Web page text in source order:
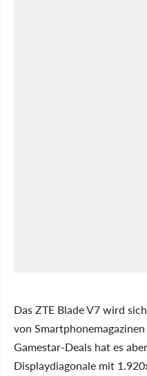
Das ZTE Blade V7 wird
von
Gamestar-Deals hat es
Displaydiagonale mit